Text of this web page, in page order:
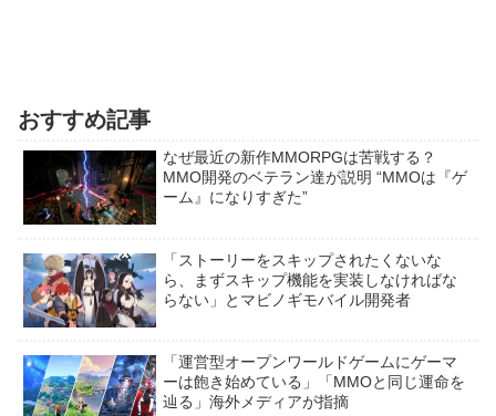
おすすめ記事
なぜ最近の新作MMORPGは苦戦する？
MMO開発のベテラン達が説明 “MMOは『ゲ
ーム』になりすぎた”
「ストーリーをスキップされたくないな
ら、まずスキップ機能を実装しなければな
らない」とマビノギモバイル開発者
「運営型オープンワールドゲームにゲーマ
ーは飽き始めている」「MMOと同じ運命を
辿る」海外メディアが指摘